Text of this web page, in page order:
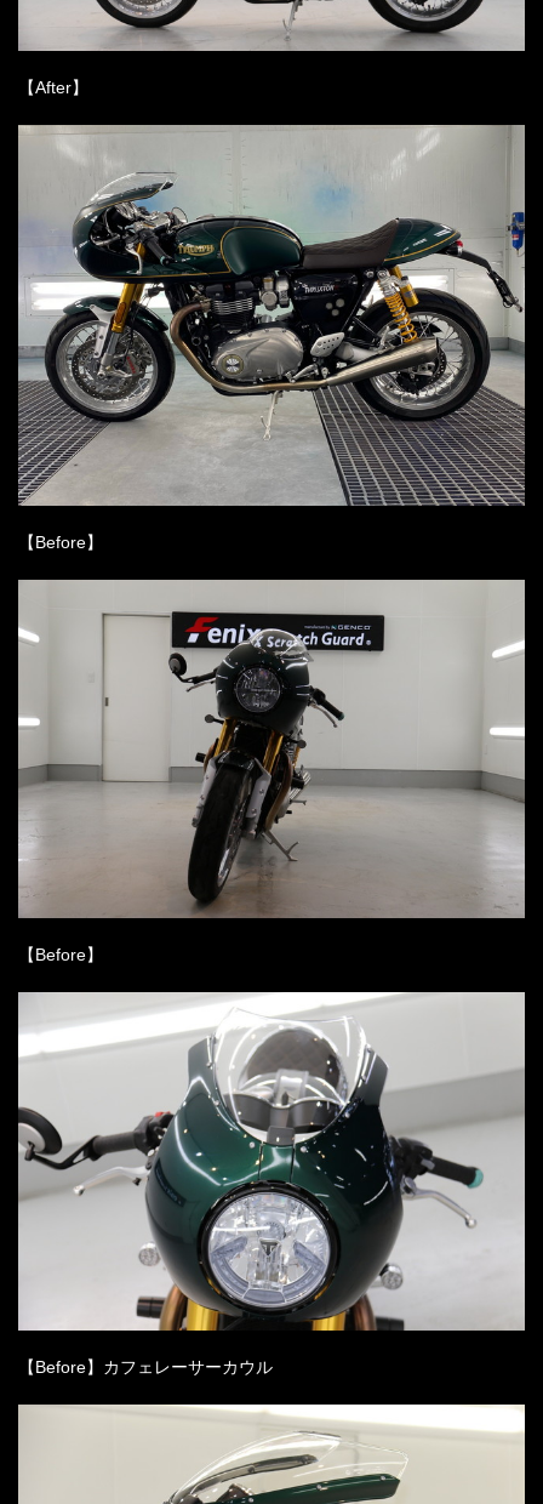
【After】
【Before】
【Before】
【Before】カフェレーサーカウル